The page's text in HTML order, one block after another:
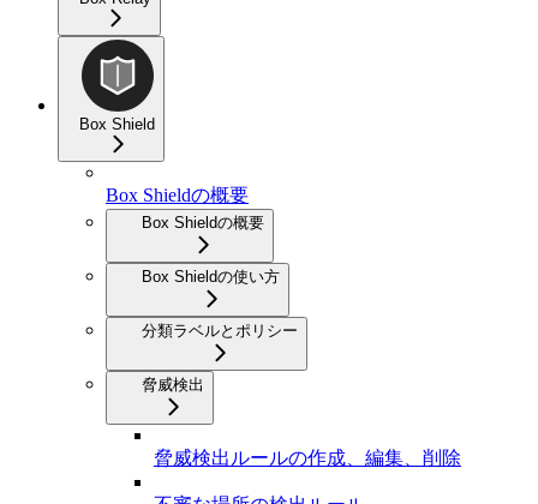
Box Shield
Box Shieldの概要
Box Shieldの概要
Box Shieldの使い方
分類ラベルとポリシー
脅威検出
脅威検出ルールの作成、編集、削除